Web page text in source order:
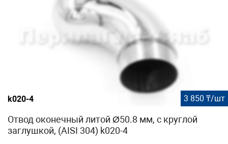
k020-4 3 850 ₸/шт
Отвод оконечный литой Ø50.8 мм, с круглой
заглушкой, (AISI 304) k020-4